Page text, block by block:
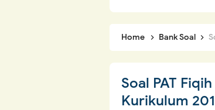
Home Bank Soal
Soal PAT
Kurikulum